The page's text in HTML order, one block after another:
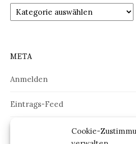
Cookie-
Kategorien
META
Anmelden
Eintrags-Feed
Kommentar-Feed